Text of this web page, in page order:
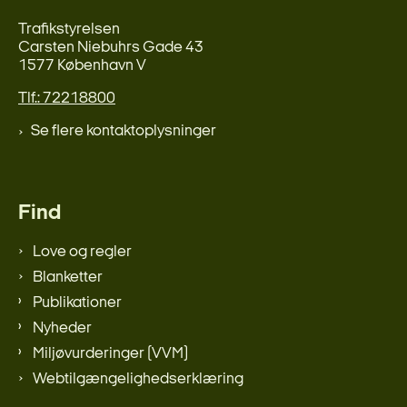
Trafikstyrelsen
Carsten Niebuhrs Gade 43
1577 København V
Tlf.: 72218800
Se flere kontaktoplysninger
Find
Love og regler
Blanketter
Publikationer
Nyheder
Miljøvurderinger (VVM)
Webtilgængelighedserklæring